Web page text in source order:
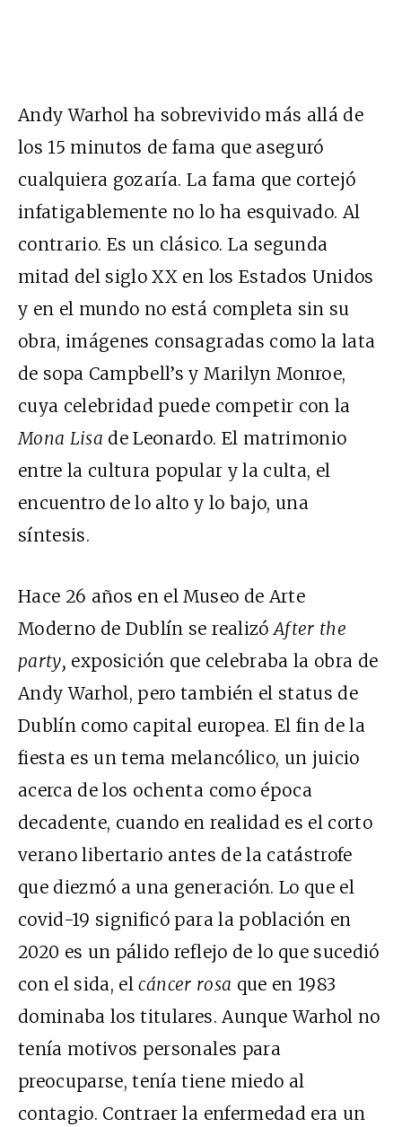
Andy Warhol ha sobrevivido más allá de
los 15 minutos de fama que aseguró
cualquiera gozaría. La fama que cortejó
infatigablemente no lo ha esquivado. Al
contrario. Es un clásico. La segunda
mitad del siglo XX en los Estados Unidos
y en el mundo no está completa sin su
obra, imágenes consagradas como la lata
de sopa Campbell’s y Marilyn Monroe,
cuya celebridad puede competir con la
Mona Lisa de Leonardo. El matrimonio
entre la cultura popular y la culta, el
encuentro de lo alto y lo bajo, una
síntesis.
Hace 26 años en el Museo de Arte
Moderno de Dublín se realizó After the
party, exposición que celebraba la obra de
Andy Warhol, pero también el status de
Dublín como capital europea. El fin de la
fiesta es un tema melancólico, un juicio
acerca de los ochenta como época
decadente, cuando en realidad es el corto
verano libertario antes de la catástrofe
que diezmó a una generación. Lo que el
covid-19 significó para la población en
2020 es un pálido reflejo de lo que sucedió
con el sida, elcáncer rosa que en 1983
dominaba los titulares. Aunque Warhol no
tenía motivos personales para
preocuparse, tenía tiene miedo al
contagio. Contraer la enfermedad era un